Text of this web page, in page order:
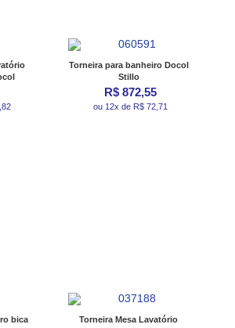
Torneira para banheiro Docol
Stillo
R$ 872,55
ou 12x de R$ 72,71
bica
Torneira Mesa Lavatório